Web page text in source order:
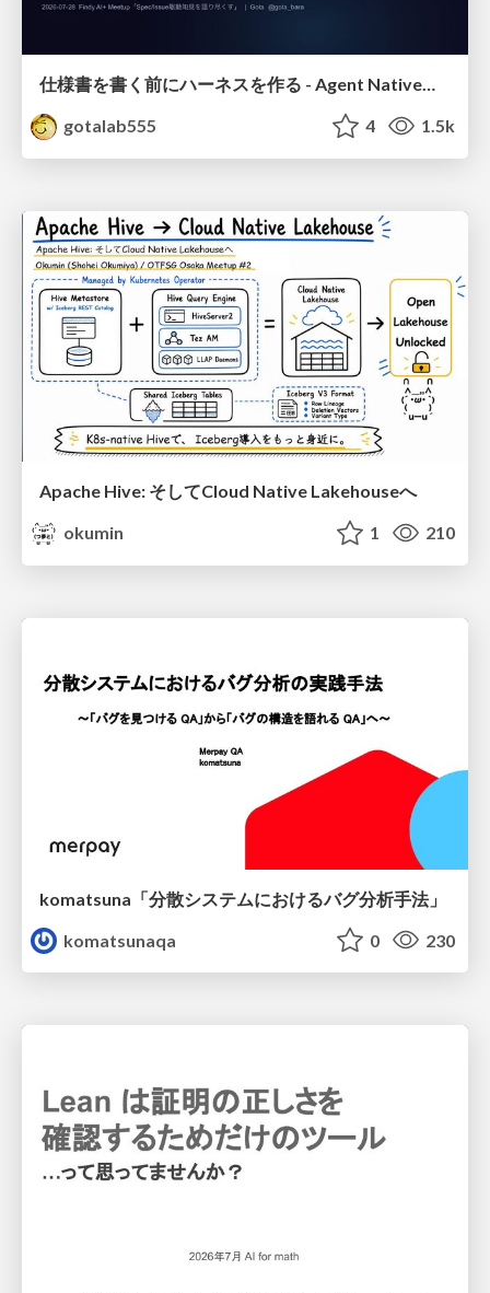
gotalab555
4 1.5k
Apache Hive: そしてCloud Native Lakehouseへ
okumin
1 210
komatsuna「分散システムにおけるバグ分析手法」
komatsunaqa
0 230